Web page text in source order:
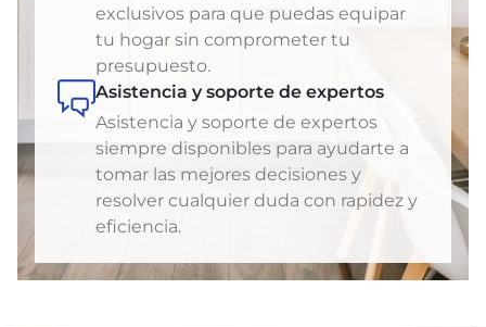
exclusivos para que puedas equipar
tu hogar sin comprometer tu
presupuesto.
Asistencia y soporte de expertos
Asistencia y soporte de expertos
siempre disponibles para ayudarte a
tomar las mejores decisiones y
resolver cualquier duda con rapidez y
eficiencia.